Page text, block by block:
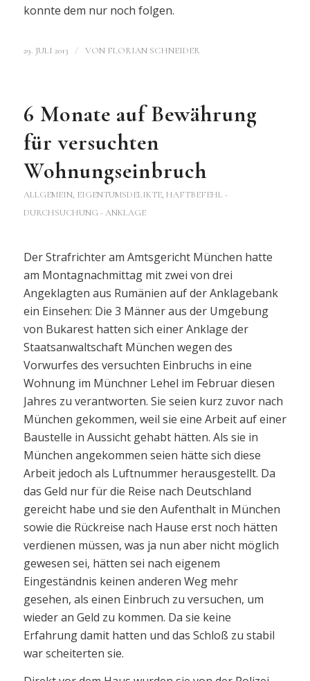
konnte dem nur noch folgen.
29. JULI 2013 / VON FLORIAN SCHNEIDER
6 Monate auf Bewährung
für versuchten
Wohnungseinbruch
ALLGEMEIN, EIGENTUMSDELIKTE, HAFTBEFEHL -
DURCHSUCHUNG - ANKLAGE
Der Strafrichter am Amtsgericht München hatte
am Montagnachmittag mit zwei von drei
Angeklagten aus Rumänien auf der Anklagebank
ein Einsehen: Die 3 Männer aus der Umgebung
von Bukarest hatten sich einer Anklage der
Staatsanwaltschaft München wegen des
Vorwurfes des versuchten Einbruchs in eine
Wohnung im Münchner Lehel im Februar diesen
Jahres zu verantworten. Sie seien kurz zuvor nach
München gekommen, weil sie eine Arbeit auf einer
Baustelle in Aussicht gehabt hätten. Als sie in
München angekommen seien hätte sich diese
Arbeit jedoch als Luftnummer herausgestellt. Da
das Geld nur für die Reise nach Deutschland
gereicht habe und sie den Aufenthalt in München
sowie die Rückreise nach Hause erst noch hätten
verdienen müssen, was ja nun aber nicht möglich
gewesen sei, hätten sei nach eigenem
Eingeständnis keinen anderen Weg mehr
gesehen, als einen Einbruch zu versuchen, um
wieder an Geld zu kommen. Da sie keine
Erfahrung damit hatten und das Schloß zu stabil
war scheiterten sie.